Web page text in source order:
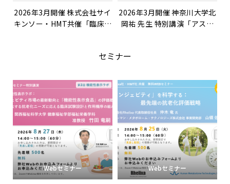
2026年3月開催 株式会社サイ
キンソー・HMT共催「臨床試
細菌叢ビッグデータと代謝物
次世代の機能探索～」
2026年3月開催 神奈川大学北
岡祐 先生 特別講演「アスリ
代謝を包括的に捉える試み」
セミナー
Webセミナー Webセミナー